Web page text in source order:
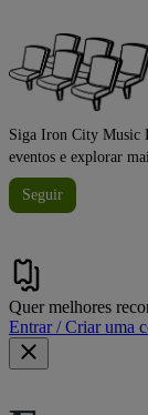
Siga Iron City Music
eventos e explorar
Seguir
Quer melhores
Entrar / Criar uma